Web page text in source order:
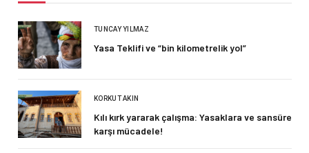
TUNCAY YILMAZ
Yasa Teklifi ve “bin kilometrelik yol”
KORKUT AKIN
Kılı kırk yararak çalışma: Yasaklara ve sansüre
karşı mücadele!